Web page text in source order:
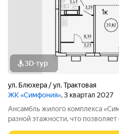
3D-тур
ул. Блюхера / ул. Трактовая
ЖК «Симфония», 3 квартал 2027
Ансамбль жилого комплекса
разной этажности, что